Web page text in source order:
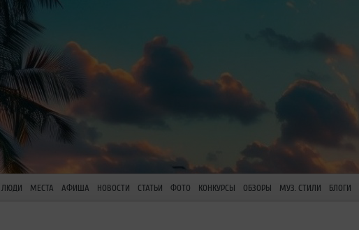
ЛЮДИ МЕСТА АФИША НОВОСТИ СТАТЬИ ФОТО КОНКУРСЫ ОБЗОРЫ МУЗ. СТИЛИ БЛОГИ